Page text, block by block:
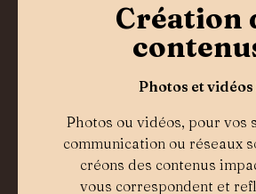
Création
Photos et vidéos
Photos ou vidéos, pour vos
communication ou réseaux
créons des contenus
vous correspondent et